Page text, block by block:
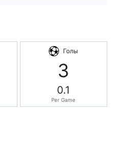
Голы
3
0.1
Per Game